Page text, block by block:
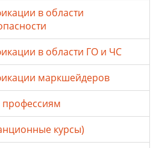
в области
в области ГО и ЧС
маркшейдеров
курсы)